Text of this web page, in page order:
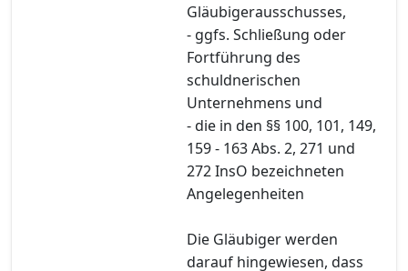
Gläubigerausschusses,
- ggfs. Schließung oder
Fortführung des
schuldnerischen
Unternehmens und
- die in den §§ 100, 101, 149,
159 - 163 Abs. 2, 271 und
272 InsO bezeichneten
Angelegenheiten
Die Gläubiger werden
darauf hingewiesen, dass